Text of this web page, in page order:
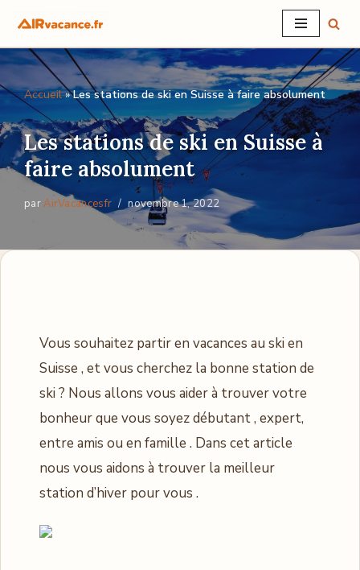
Aller
au
contenu
Accueil»Les stations de ski en Suisse à faire absolument
Les stations de ski en Suisse à
faire absolument
parAirVacancesfr novembre 1, 2022
Vous souhaitez partir en vacances au ski en
Suisse , et vous cherchez la bonne station de
ski ? Nous allons vous aider à trouver votre
bonheur que vous soyez débutant , expert,
entre amis ou en famille . Dans cet article
nous vous aidons à trouver la meilleur
station d’hiver pour vous .